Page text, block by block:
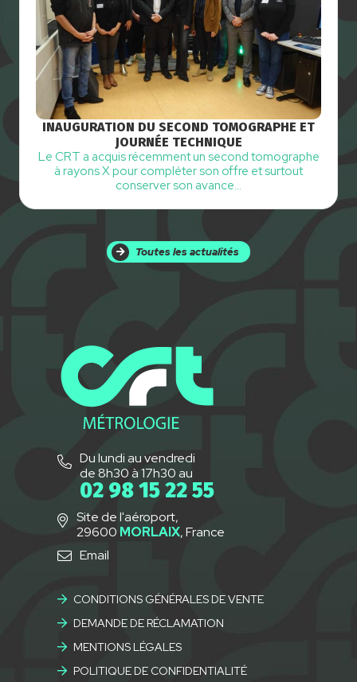
INAUGURATION DU SECOND TOMOGRAPHE ET
JOURNÉE TECHNIQUE
Le CRT a acquis récemment un second tomographe
à rayons X pour compléter son offre et surtout
conserver son avance…
Toutes les actualités
Du lundi au vendredi
de 8h30 à 17h30 au
02 98 15 22 55
Site de l'aéroport,
29600 MORLAIX, France
Email
CONDITIONS GÉNÉRALES DE VENTE
DEMANDE DE RÉCLAMATION
MENTIONS LÉGALES
POLITIQUE DE CONFIDENTIALITÉ